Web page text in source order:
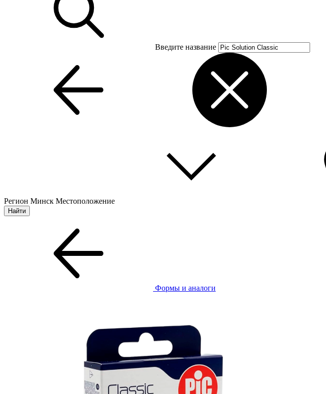
Введите название
Регион Минск Местоположение
Формы и аналоги